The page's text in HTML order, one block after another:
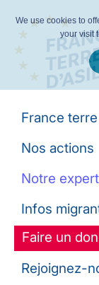
France
Nos actions
Notre
Infos
Faire un don
Rejoignez-
We use cookies to
your visit